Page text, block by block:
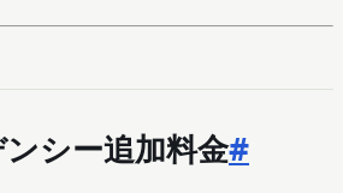
シー追加料金#